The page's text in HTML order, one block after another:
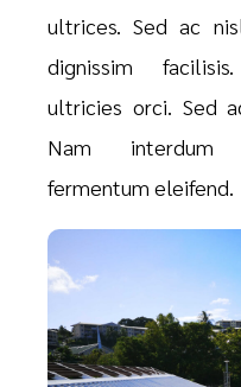
ultrices. Sed ac
dignissim
ultricies orci. Sed
Nam
fermentum eleifend.